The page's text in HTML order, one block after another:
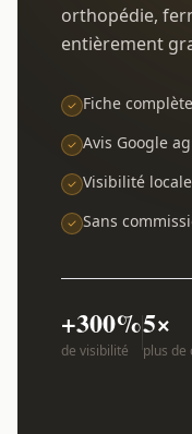
orthopédie,
entièrement
Fiche
Avis Google
Visibilité
Sans
+300%
de visibilité
5×
plus de